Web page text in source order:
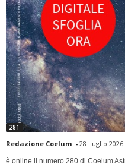
281
Redazione Coelum - 28 Luglio 2026
è online il numero 280 di Coelum